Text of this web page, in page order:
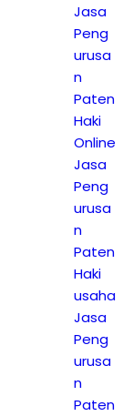
Jasa
Peng
urusa
n
Paten
Haki
Online
Jasa
Peng
urusa
n
Paten
Haki
usaha
Jasa
Peng
urusa
n
Paten